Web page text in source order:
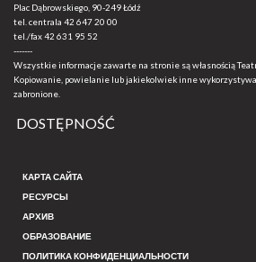
Plac Dąbrowskiego, 90-249 Łódź
tel. centrala 42 647 20 00
tel./fax42 631 95 52
-------
Wszystkie informacje zawarte na stronie są własnością
Kopiowanie, powielanie lub jakiekolwiek inne
zabronione.
DOSTĘPNOŚĆ
КАРТА САЙТА
РЕСУРСЫ
АРХИВ
ОБРАЗОВАНИЕ
ПОЛИТИКА КОНФИДЕНЦИАЛЬНОСТИ